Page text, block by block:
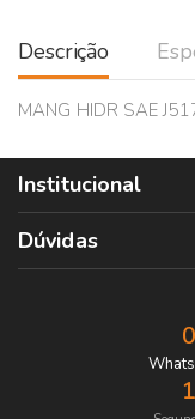
Descrição
MANG HIDR SAE
Institucional
Dúvidas